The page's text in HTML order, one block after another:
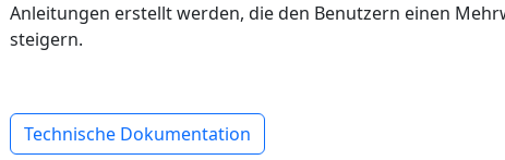
Anleitungen erstellt werden, die den Benutzern einen
steigern.
Technische Dokumentation